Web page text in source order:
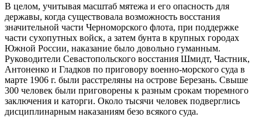
В целом, учитывая масштаб мятежа и его опасность для
державы, когда существовала возможность восстания
значительной части Черноморского флота, при поддержке
части сухопутных войск, а затем бунта в крупных городах
Южной России, наказание было довольно гуманным.
Руководители Севастопольского восстания Шмидт, Частник,
Антоненко и Гладков по приговору военно-морского суда в
марте 1906 г. были расстреляны на острове Березань. Свыше
300 человек были приговорены к разным срокам тюремного
заключения и каторги. Около тысячи человек подверглись
дисциплинарным наказаниям безо всякого суда.